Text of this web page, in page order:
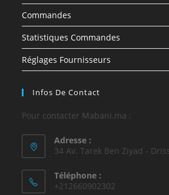
Commandes
Statistiques Commandes
Réglages Fournisseurs
Infos De Contact
Pour contacter Mabani.ma :
Adresse :
34 Av. Tarek Ben Ziyad -
Téléphone :
+212660902302